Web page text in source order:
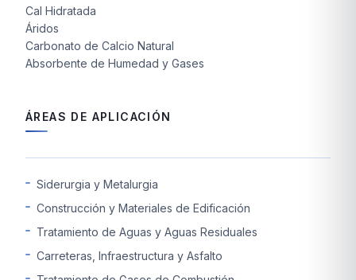
Cal Hidratada
Áridos
Carbonato de Calcio Natural
Absorbente de Humedad y Gases
ÁREAS DE APLICACIÓN
Siderurgia y Metalurgia
Construcción y Materiales de Edificación
Tratamiento de Aguas y Aguas Residuales
Carreteras, Infraestructura y Asfalto